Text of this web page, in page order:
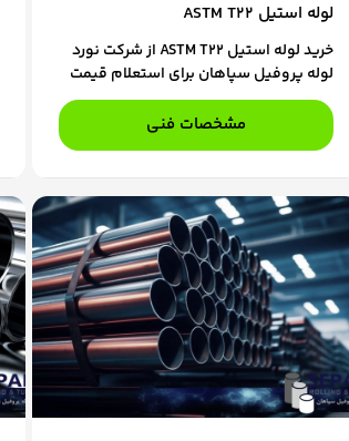
لوله استیل ASTM T22
خرید لوله استیل ASTM T22 از شرکت نورد
لوله پروفیل سپاهان برای استعلام قیمت
و ثبت سفارش، با کارشناسان فروش ما در
تماس باشید.
مشخصات فنی